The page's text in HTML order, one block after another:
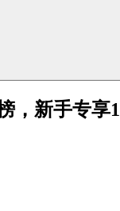
，新手专享